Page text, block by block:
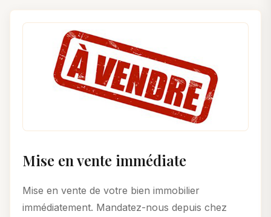
Mise en vente immédiate
Mise en vente de votre bien immobilier
immédiatement. Mandatez-nous depuis chez